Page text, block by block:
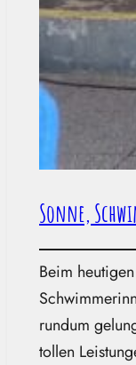
Sonne,
Beim
rundum
tollen